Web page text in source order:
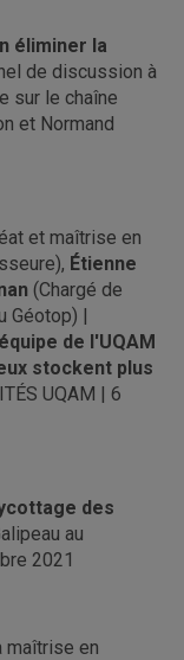
éliminer la
de discussion à
sur le chaîne
et Normand
et maîtrise en
Étienne
(Chargé de
Géotop) |
de l'UQAM
stockent plus
UQAM | 6
des
au
2021
maîtrise en